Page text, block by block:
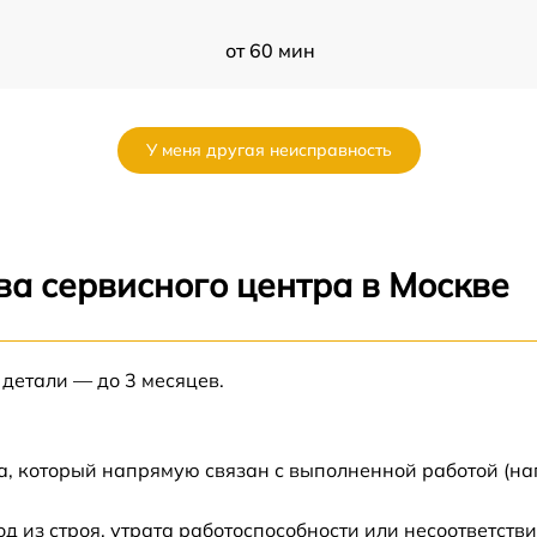
от 60 мин
от 60 мин
У меня другая неисправность
сервисного центра в Москве
— до 3 месяцев.
который напрямую связан с выполненной работой
строя, утрата работоспособности или